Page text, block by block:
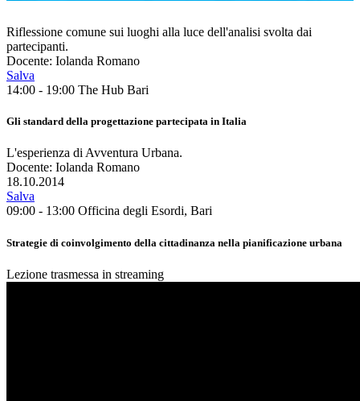
Riflessione comune sui luoghi alla luce dell'analisi svolta dai
partecipanti.
Docente: Iolanda Romano
Salva
14:00 - 19:00 The Hub Bari
Gli standard della progettazione partecipata in Italia
L'esperienza di Avventura Urbana.
Docente: Iolanda Romano
18.10.2014
Salva
09:00 - 13:00 Officina degli Esordi, Bari
Strategie di coinvolgimento della cittadinanza nella pianificazione urbana
Lezione trasmessa in streaming